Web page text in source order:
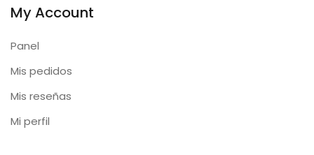
My Account
Panel
Mis pedidos
Mis reseñas
Mi perfil